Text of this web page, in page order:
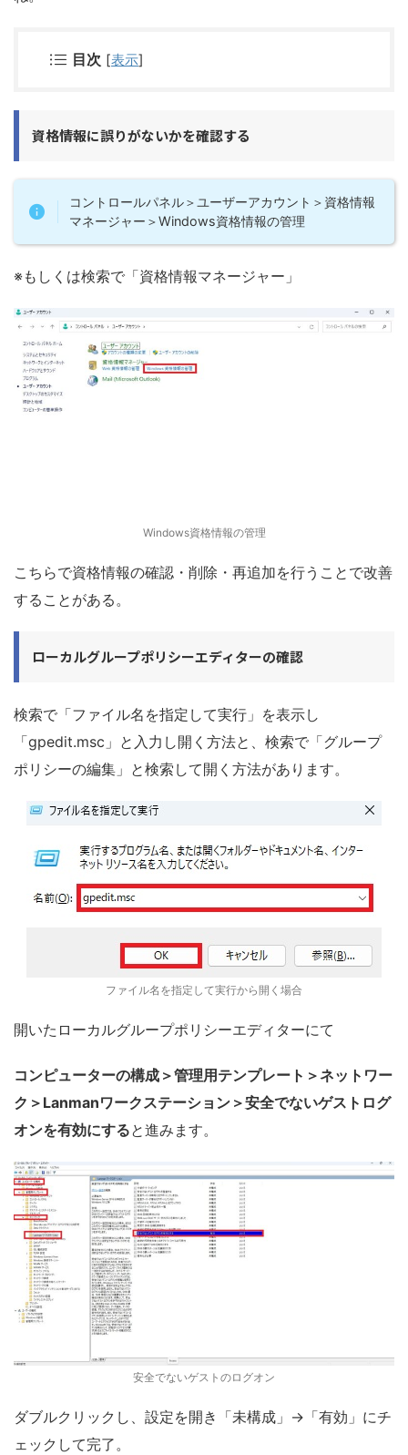
目次 [表示]
資格情報に誤りがないかを確認する
コントロールパネル＞ユーザーアカウント＞資格情報
マネージャー＞Windows資格情報の管理
※もしくは検索で「資格情報マネージャー」
Windows資格情報の管理
こちらで資格情報の確認・削除・再追加を行うことで改善
することがある。
ローカルグループポリシーエディターの確認
検索で「ファイル名を指定して実行」を表示し
「gpedit.msc」と入力し開く方法と、検索で「グループ
ポリシーの編集」と検索して開く方法があります。
ファイル名を指定して実行から開く場合
開いたローカルグループポリシーエディターにて
コンピューターの構成＞管理用テンプレート＞ネットワー
ク＞Lanmanワークステーション＞安全でないゲストログ
オンを有効にすると進みます。
安全でないゲストのログオン
ダブルクリックし、設定を開き「未構成」→「有効」にチ
ェックして完了。